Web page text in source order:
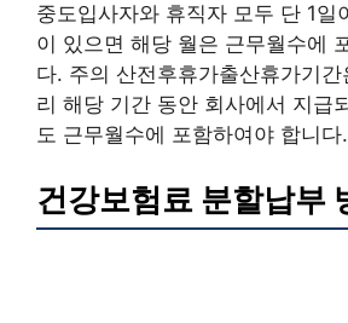
중도입사자와 휴직자 모두 단 1일
이 있으면 해당 월은 근무월수에
다. 주의 산전후휴가출산휴가기
리 해당 기간 동안 회사에서 지급
도 근무월수에 포함하여야 합니다.
건강보험료 분할납부